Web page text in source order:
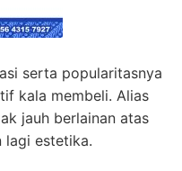
serta popularitasnya
kala membeli. Alias
jauh berlainan atas
lagi estetika.